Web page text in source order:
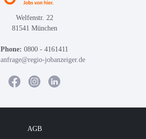
Welfenstr. 22
81541 München
Phone: 0800 - 4161411
anfrage@regio-jobanzeiger.de
AGB